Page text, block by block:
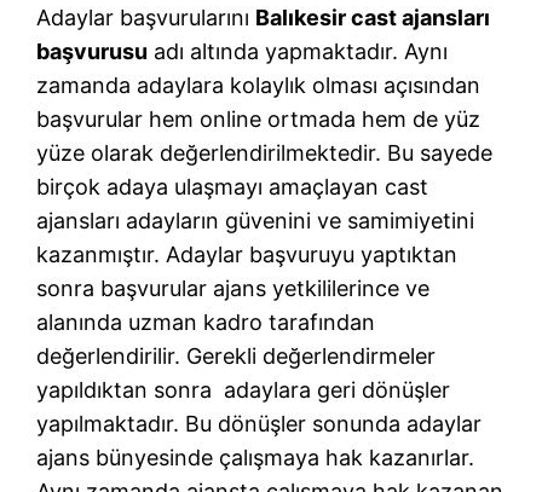
Adaylar başvurularını Balıkesir cast ajansları
başvurusu adı altında yapmaktadır. Aynı
zamanda adaylara kolaylık olması açısından
başvurular hem online ortmada hem de yüz
yüze olarak değerlendirilmektedir. Bu sayede
birçok adaya ulaşmayı amaçlayan cast
ajansları adayların güvenini ve samimiyetini
kazanmıştır. Adaylar başvuruyu yaptıktan
sonra başvurular ajans yetkililerince ve
alanında uzman kadro tarafından
değerlendirilir. Gerekli değerlendirmeler
yapıldıktan sonra adaylara geri dönüşler
yapılmaktadır. Bu dönüşler sonunda adaylar
ajans bünyesinde çalışmaya hak kazanırlar.